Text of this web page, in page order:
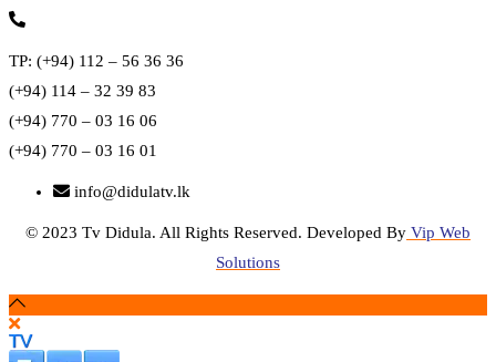
TP: (+94) 112 – 56 36 36
(+94) 114 – 32 39 83
(+94) 770 – 03 16 06
(+94) 770 – 03 16 01
info@didulatv.lk
© 2023 Tv Didula. All Rights Reserved. Developed By Vip Web
Solutions